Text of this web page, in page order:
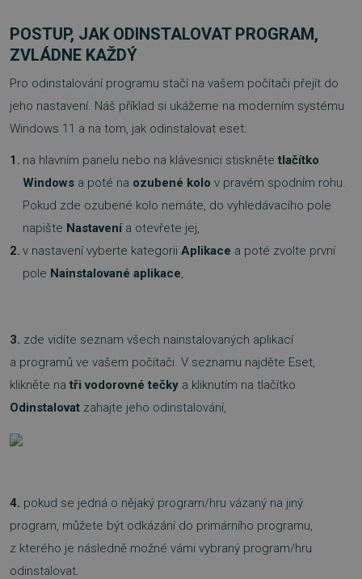
POSTUP, JAK ODINSTALOVAT PROGRAM,
ZVLÁDNE KAŽDÝ
Pro odinstalování programu stačí na vašem počítači přejít do
jeho nastavení. Náš příklad si ukážeme na moderním systému
Windows 11 a na tom, jak odinstalovat eset:
na hlavním panelu nebo na klávesnici stiskněte tlačítko
Windows a poté na ozubené kolo v pravém spodním rohu.
Pokud zde ozubené kolo nemáte, do vyhledávacího pole
napište Nastavení a otevřete jej,
v nastavení vyberte kategorii Aplikace a poté zvolte první
pole Nainstalované aplikace,
3. zde vidíte seznam všech nainstalovaných aplikací
a programů ve vašem počítači. V seznamu najděte Eset,
klikněte na tři vodorovné tečky a kliknutím na tlačítko
Odinstalovat zahajte jeho odinstalování,
4. pokud se jedná o nějaký program/hru vázaný na jiný
program, můžete být odkázání do primárního programu,
z kterého je následně možné vámi vybraný program/hru
odinstalovat.